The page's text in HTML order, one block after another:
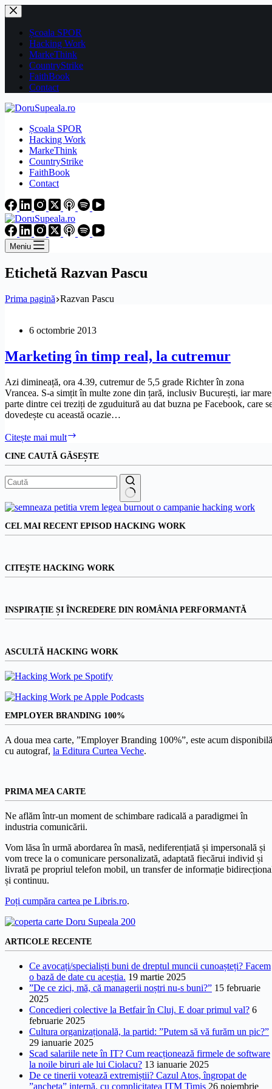
Sari
la
conținutȘcoala SPOR
Hacking Work
MarkeThink
CountryStrike
FaithBook
Contact
Școala SPOR
Hacking Work
MarkeThink
CountryStrike
FaithBook
Contact
Meniu
Etichetă Razvan Pascu
Prima pagină Razvan Pascu
6 octombrie 2013
Marketing în timp real, la cutremur
Azi dimineață, ora 4.39, cutremur de 5,5 grade Richter în zona
Vrancea. S-a simțit în multe zone din țară, inclusiv București, iar mare
parte dintre cei treziți de zguduitură au dat buzna pe Facebook, care
dovedește cu această ocazie…
Citește mai mult
timp
real,
la
cutremur
CINE CAUTĂ GĂSEȘTE
Niciun
CEL MAI RECENT EPISOD HACKING WORK
CITEŞTE HACKING WORK
INSPIRAȚIE ȘI ÎNCREDERE DIN ROMÂNIA PERFORMANTĂ
ASCULTĂ HACKING WORK
EMPLOYER BRANDING 100%
A doua mea carte, ”Employer Branding 100%”, este acum
cu autograf, la Editura Curtea Veche.
PRIMA MEA CARTE
Ne aflăm într-un moment de schimbare radicală a paradigmei în
industria comunicării.
Vom lăsa în urmă abordarea în masă, nediferențiată și impersonală și
vom trece la o comunicare personalizată, adaptată fiecărui individ și
livrată pe propriul telefon mobil, un transfer de informație
și continuu.
Poți cumpăra cartea pe Libris.ro.
ARTICOLE RECENTE
Ce avocați/specialiști buni de dreptul muncii cunoașteți? Facem
o bază de date cu aceștia. 19 martie 2025
”De ce zici, mă, că managerii noștri nu-s buni?” 15 februarie
2025
Concedieri colective la Betfair în Cluj. E doar primul val? 6
februarie 2025
Cultura organizațională, la partid: ”Putem să vă furăm un pic?”
29 ianuarie 2025
Scad salariile nete în IT? Cum reacționează firmele de software
la noile biruri ale lui Ciolacu? 13 ianuarie 2025
De ce tinerii votează extremiștii? Cazul Atos, îngropat de
”ancheta” internă, cu complicitatea ITM Timiș 26 noiembrie